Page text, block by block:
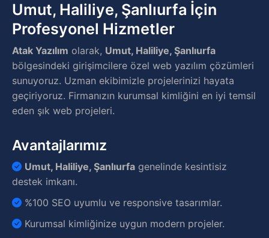
Umut, Haliliye, Şanlıurfa İçin
Profesyonel Hizmetler
Atak Yazılım olarak, Umut, Haliliye, Şanlıurfa
bölgesindeki girişimcilere özel web yazılım çözümleri
sunuyoruz. Uzman ekibimizle projelerinizi hayata
geçiriyoruz. Firmanızın kurumsal kimliğini en iyi temsil
eden şık web projeleri.
Avantajlarımız
Umut, Haliliye, Şanlıurfa genelinde kesintisiz
destek imkanı.
%100 SEO uyumlu ve responsive tasarımlar.
Kurumsal kimliğinize uygun modern projeler.